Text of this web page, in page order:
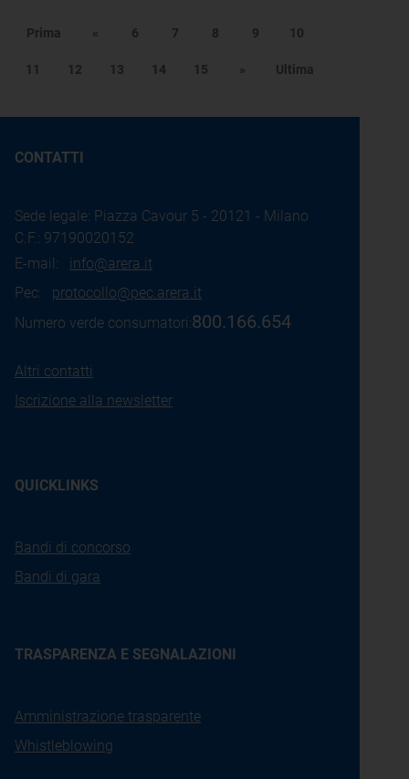
Prima « 6 7 8 9 10
11 12 13 14 15 » Ultima
CONTATTI
Sede legale: Piazza Cavour 5 - 20121 - Milano
C.F.: 97190020152
E-mail: info@arera.it
Pec: protocollo@pec.arera.it
Numero verde consumatori:800.166.654
Altri contatti
Iscrizione alla newsletter
QUICKLINKS
Bandi di concorso
Bandi di gara
TRASPARENZA E SEGNALAZIONI
Amministrazione trasparente
Whistleblowing